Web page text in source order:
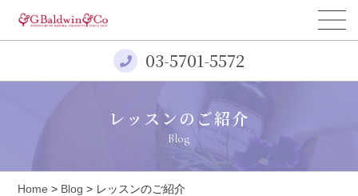
03-5701-5572
レッスンのご紹介
Blog
Home > Blog > レッスンのご紹介